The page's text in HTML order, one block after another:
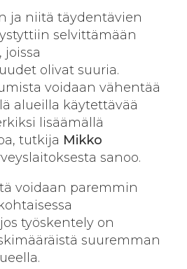
ja niitä täydentävien
selvittämään
olivat suuria.
voidaan vähentää
alueilla käytettävää
lisäämällä
tutkija Mikko
sanoo.
voidaan paremmin
työskentely on
suuremman